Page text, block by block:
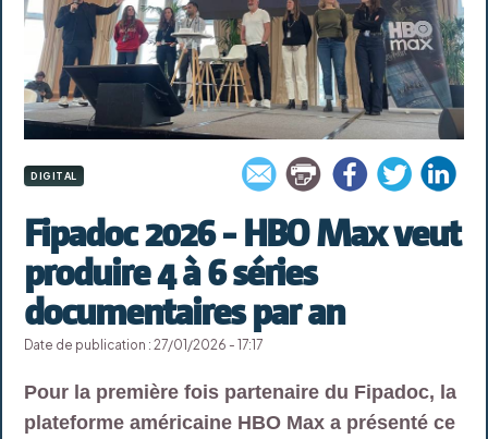
DIGITAL
Fipadoc 2026 - HBO Max veut
produire 4 à 6 séries
documentaires par an
Date de publication : 27/01/2026 - 17:17
Pour la première fois partenaire du Fipadoc, la
plateforme américaine HBO Max a présenté ce